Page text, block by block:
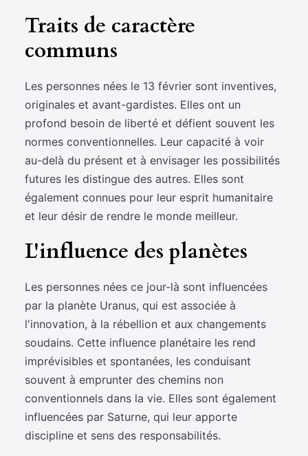
Traits de caractère
communs
Les personnes nées le 13 février sont inventives,
originales et avant-gardistes. Elles ont un
profond besoin de liberté et défient souvent les
normes conventionnelles. Leur capacité à voir
au-delà du présent et à envisager les possibilités
futures les distingue des autres. Elles sont
également connues pour leur esprit humanitaire
et leur désir de rendre le monde meilleur.
L'influence des planètes
Les personnes nées ce jour-là sont influencées
par la planète Uranus, qui est associée à
l'innovation, à la rébellion et aux changements
soudains. Cette influence planétaire les rend
imprévisibles et spontanées, les conduisant
souvent à emprunter des chemins non
conventionnels dans la vie. Elles sont également
influencées par Saturne, qui leur apporte
discipline et sens des responsabilités.